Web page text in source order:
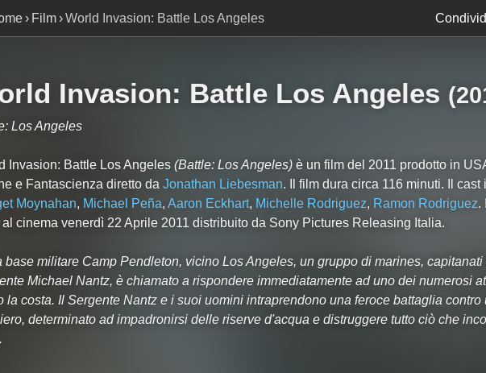
Film World Invasion: Battle Los Angeles
Invasion: Battle Los Angeles (
Los Angeles
Invasion: Battle Los Angeles (Battle: Los Angeles)è un film del 2011 prodotto in
e Fantascienza diretto da Jonathan Liebesman. Il film dura circa 116minuti. Il cast
Moynahan, Michael Peña, Aaron Eckhart, Michelle Rodriguez, Ramon Rodriguez.
cinema venerdì 22 Aprile 2011 distribuito da Sony Pictures Releasing Italia.
base militare Camp Pendleton, vicino Los Angeles, un gruppo di marines, capitanati
Michael Nantz, è chiamato a rispondere immediatamente ad uno dei numerosi
la costa. Il Sergente Nantz e i suoi uomini intraprendono una feroce battaglia contro
determinato ad impadronirsi delle riserve d'acqua e distruggere tutto ciò che